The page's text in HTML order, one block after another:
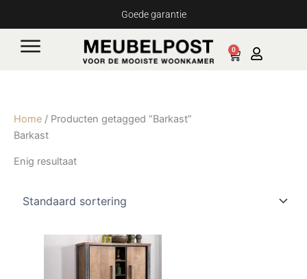
inhoud
Goede garantie
0
Cart
Home / Producten getagged “Barkast”
Barkast
Enig resultaat